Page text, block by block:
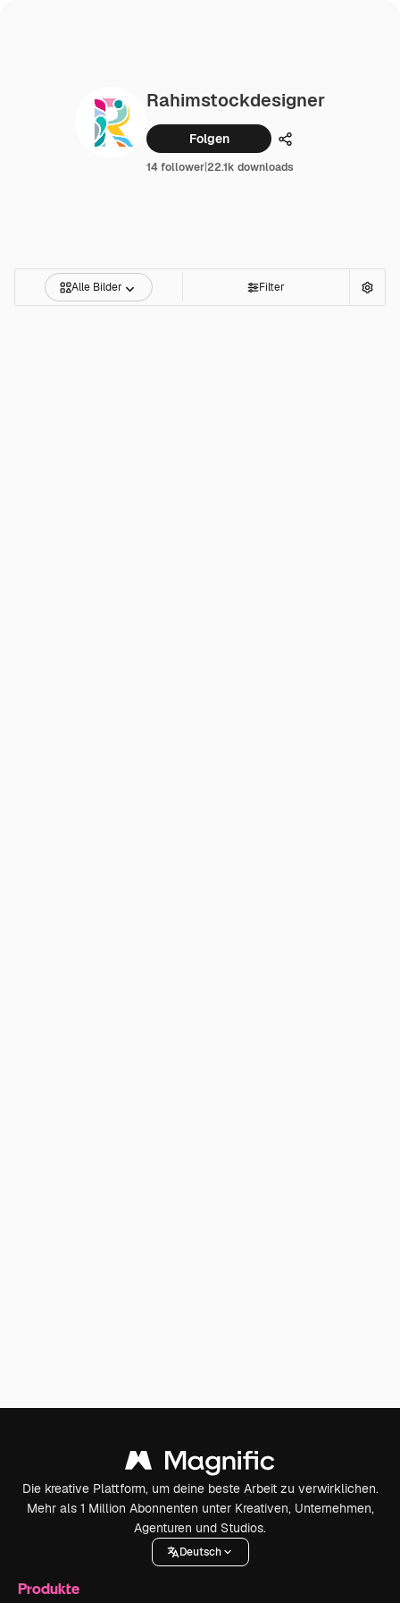
Rahimstockdesigner
Folgen Teilen
14 follower|22.1k downloads
Alle Bilder Filter
Die kreative Plattform, um deine beste Arbeit zu verwirklichen.
Mehr als 1 Million Abonnenten unter Kreativen, Unternehmen,
Agenturen und Studios.
Deutsch
Produkte